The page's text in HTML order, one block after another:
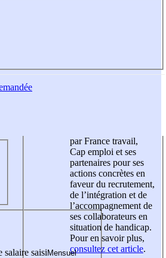
salaire saisi
par France travail,
Cap emploi et ses
partenaires pour ses
actions concrètes en
faveur du recrutement,
de l’intégration et de
l’accompagnement de
ses collaborateurs en
situation de handicap.
Pour en savoir plus,
consultez cet article.